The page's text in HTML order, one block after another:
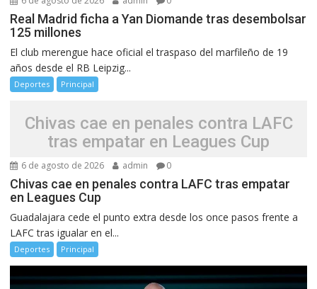
Real Madrid ficha a Yan Diomande tras desembolsar
125 millones
El club merengue hace oficial el traspaso del marfileño de 19
años desde el RB Leipzig...
Deportes Principal
Chivas cae en penales contra LAFC
tras empatar en Leagues Cup
6 de agosto de 2026 admin 0
Chivas cae en penales contra LAFC tras empatar
en Leagues Cup
Guadalajara cede el punto extra desde los once pasos frente a
LAFC tras igualar en el...
Deportes Principal